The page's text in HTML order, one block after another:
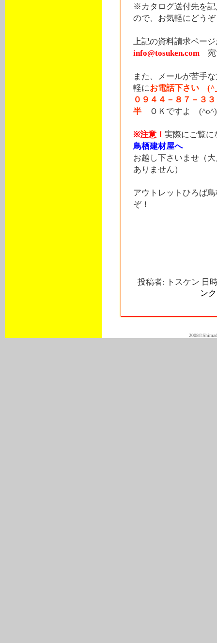
※カタログ送付先を
ので、お気軽にどう
上記の資料請求ペー
info@tosuken.com宛
また、メールが苦手
軽にお電話下さい
０９４４－８７－３
半ＯＫですよ
※注意！ 実際にご覧に
鳥栖建材屋へ
お越し下さいませ（
ありません）
アウトレットひろば
ぞ！
投稿者: トスケン 日
ンク